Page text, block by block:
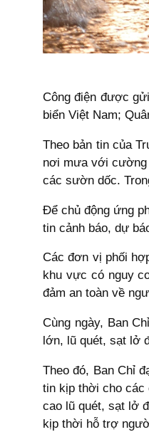
Công điện được
biển Việt Nam;
Theo bản tin của
nơi mưa với cường
các sườn dốc.
Để chủ động ứng
tin cảnh báo, dự
Các đơn vị phối
khu vực có nguy
đảm an toàn về
Cùng ngày, Ban
lớn, lũ quét, sạt lở
Theo đó, Ban Chỉ
tin kịp thời cho các
cao lũ quét, sạt lở
kịp thời hỗ trợ